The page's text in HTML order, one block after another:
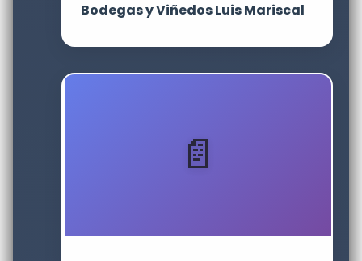
Bodegas y Viñedos Luis Mariscal